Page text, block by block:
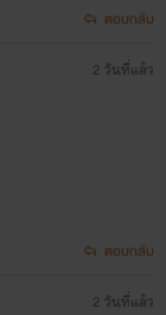
ตอบกลับ
2 วันที่แล้ว
ตอบกลับ
2 วันที่แล้ว